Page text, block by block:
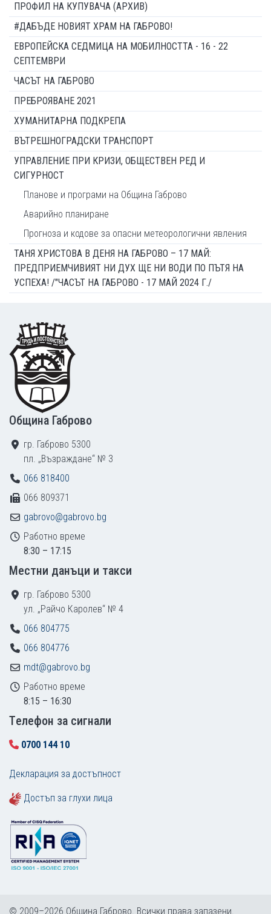
ПРОФИЛ НА КУПУВАЧА (АРХИВ)
#ДАБЪДЕ НОВИЯТ ХРАМ НА ГАБРОВО!
ЕВРОПЕЙСКА СЕДМИЦА НА МОБИЛНОСТТА - 16 - 22
СЕПТЕМВРИ
ЧАСЪТ НА ГАБРОВО
ПРЕБРОЯВАНЕ 2021
ХУМАНИТАРНА ПОДКРЕПА
ВЪТРЕШНОГРАДСКИ ТРАНСПОРТ
УПРАВЛЕНИЕ ПРИ КРИЗИ, ОБЩЕСТВЕН РЕД И
СИГУРНОСТ
Планове и програми на Община Габрово
Аварийно планиране
Прогноза и кодове за опасни метеорологични явления
ТАНЯ ХРИСТОВА В ДЕНЯ НА ГАБРОВО – 17 МАЙ:
ПРЕДПРИЕМЧИВИЯТ НИ ДУХ ЩЕ НИ ВОДИ ПО ПЪТЯ НА
УСПЕХА! /"ЧАСЪТ НА ГАБРОВО - 17 МАЙ 2024 Г./
Footer
Община Габрово
гр. Габрово 5300
пл. „Възраждане“ № 3
066 818400
066 809371
gabrovo@gabrovo.bg
Работно време
8:30 – 17:15
Местни данъци и такси
гр. Габрово 5300
ул. „Райчо Каролев“ № 4
066 804775
066 804776
mdt@gabrovo.bg
Работно време
8:15 – 16:30
Tелефон за сигнали
0700 144 10
Декларация за достъпност
Достъп за глухи лица
© 2009–2026 Община Габрово. Всички права запазени.